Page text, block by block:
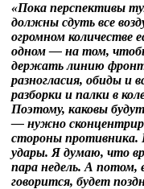
«Пока перспективы
должны сдуть все
огромном количестве
одном — на том,
держать линию
разногласия, обиды и
разборки и палки в
Поэтому, каковы
— нужно
стороны
удары. Я думаю, что
пара недель. А потом,
говорится, будет